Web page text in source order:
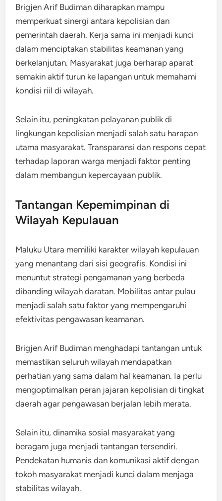
Brigjen Arif Budiman diharapkan mampu
memperkuat sinergi antara kepolisian dan
pemerintah daerah. Kerja sama ini menjadi kunci
dalam menciptakan stabilitas keamanan yang
berkelanjutan. Masyarakat juga berharap aparat
semakin aktif turun ke lapangan untuk memahami
kondisi riil di wilayah.
Selain itu, peningkatan pelayanan publik di
lingkungan kepolisian menjadi salah satu harapan
utama masyarakat. Transparansi dan respons cepat
terhadap laporan warga menjadi faktor penting
dalam membangun kepercayaan publik.
Tantangan Kepemimpinan di
Wilayah Kepulauan
Maluku Utara memiliki karakter wilayah kepulauan
yang menantang dari sisi geografis. Kondisi ini
menuntut strategi pengamanan yang berbeda
dibanding wilayah daratan. Mobilitas antar pulau
menjadi salah satu faktor yang mempengaruhi
efektivitas pengawasan keamanan.
Brigjen Arif Budiman menghadapi tantangan untuk
memastikan seluruh wilayah mendapatkan
perhatian yang sama dalam hal keamanan. Ia perlu
mengoptimalkan peran jajaran kepolisian di tingkat
daerah agar pengawasan berjalan lebih merata.
Selain itu, dinamika sosial masyarakat yang
beragam juga menjadi tantangan tersendiri.
Pendekatan humanis dan komunikasi aktif dengan
tokoh masyarakat menjadi kunci dalam menjaga
stabilitas wilayah.